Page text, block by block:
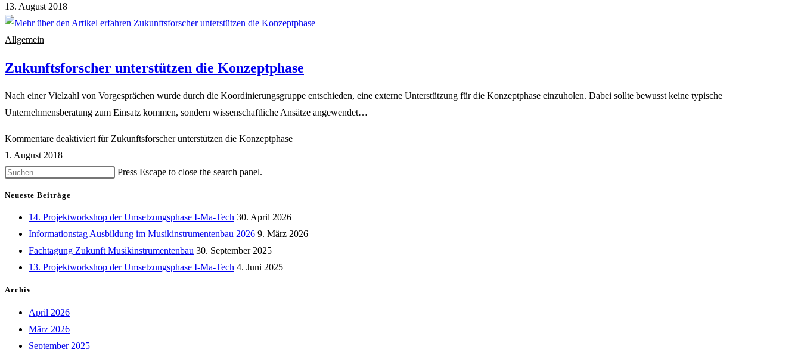
13. August 2018
Allgemein
Zukunftsforscher unterstützen die Konzeptphase
Nach einer Vielzahl von Vorgesprächen wurde durch die Koordinierungsgruppe entschieden, eine externe Unterstützung für die Konzeptphase einzuholen. Dabei sollte bewusst keine typische
Unternehmensberatung zum Einsatz kommen, sondern wissenschaftliche Ansätze angewendet…
Kommentare deaktiviertfür Zukunftsforscher unterstützen die Konzeptphase
1. August 2018
Press Escape to close the search panel.
Neueste Beiträge
14. Projektworkshop der Umsetzungsphase I-Ma-Tech 30. April 2026
Informationstag Ausbildung im Musikinstrumentenbau 2026 9. März 2026
Fachtagung Zukunft Musikinstrumentenbau 30. September 2025
13. Projektworkshop der Umsetzungsphase I-Ma-Tech 4. Juni 2025
Archiv
April 2026
März 2026
September 2025